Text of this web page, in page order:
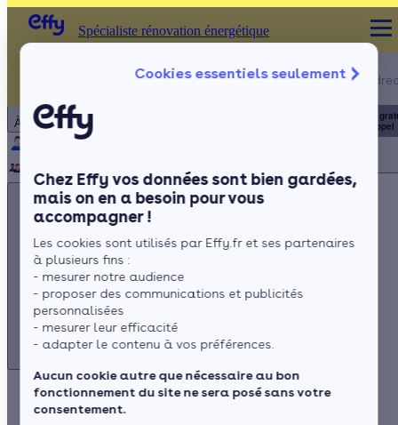
Cookies essentiels seulement
Chez Effy vos données sont bien gardées,
mais on en a besoin pour vous
accompagner !
Les cookies sont utilisés par Effy.fr et ses partenaires
à plusieurs fins :
- mesurer notre audience
- proposer des communications et publicités
personnalisées
- mesurer leur efficacité
- adapter le contenu à vos préférences.
Aucun cookie autre que nécessaire au bon
fonctionnement du site ne sera posé sans votre
consentement.
À propos
Notre équipe
Rejoignez-nous Presse
Spécialiste rénovation énergétique
Appelez-nous !
du lundi au
Service
+ prix appel
Appelez-nous !
du lundi au vendredi - 8h à 19h
3456
Service gratuit
+ prix appel
Spécialiste rénovation énergétique
Tous nos articles SEO